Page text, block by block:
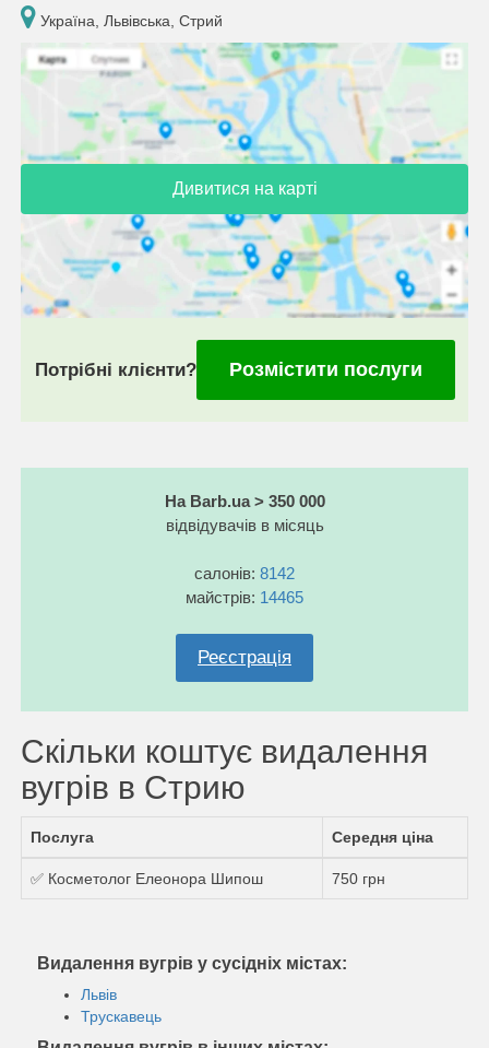
Україна, Львівська, Стрий
Дивитися на карті
Потрібні клієнти? Розмістити послуги
На Barb.ua > 350 000
відвідувачів в місяць
салонів: 8142
майстрів: 14465
Реєстрація
Скільки коштує видалення
вугрів в Стрию
Послуга Середня ціна
✅ Косметолог Елеонора Шипош 750 грн
Видалення вугрів у сусідніх містах:
Львів
Трускавець